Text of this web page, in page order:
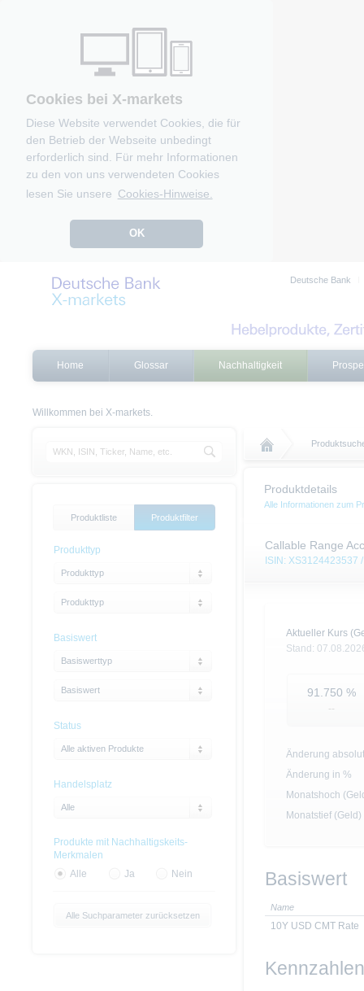
Cookies bei X-markets
Diese Website verwendet Cookies, die für
den Betrieb der Webseite unbedingt
erforderlich sind. Für mehr Informationen
zu den von uns verwendeten Cookies
lesen Sie unsere Cookies-Hinweise.
OK
Deutsche Bank
Home Glossar Nachhaltigkeit
Willkommen bei X-markets.
Produktdetails
Alle Informationen zum
Callable Range
ISIN: XS3124423537
Aktueller Kurs
Stand:
91.750 %
--
Änderung absolut
Änderung in %
Monatshoch
Monatstief (Geld)
Basiswert
Name
10Y USD CMT Rate
Kennzahlen
Produktliste Produktfilter
Produkttyp
Produkttyp
Produkttyp
Basiswert
Basiswerttyp
Basiswert
Status
Alle aktiven Produkte
Handelsplatz
Alle
Produkte mit Nachhaltigskeits-
Merkmalen
Alle
Ja Nein
Alle Suchparameter zurücksetzen